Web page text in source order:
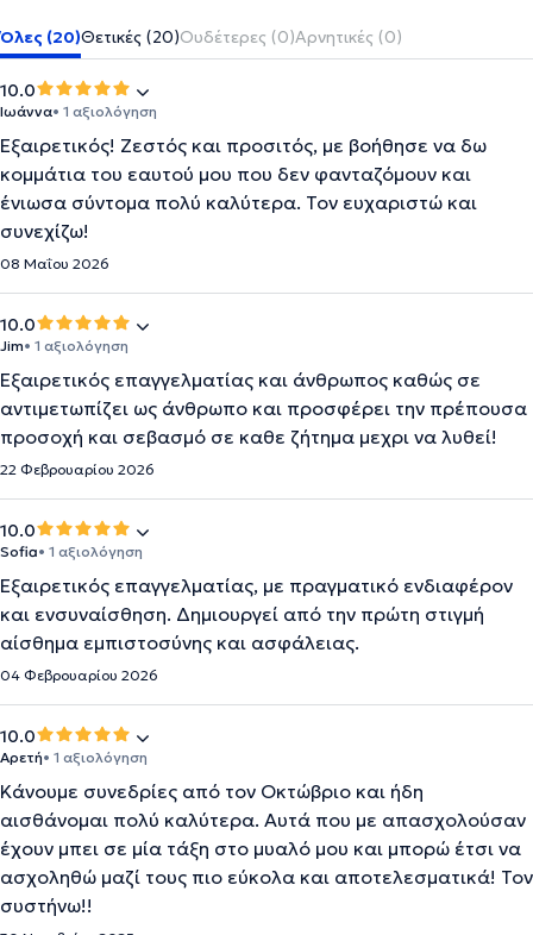
Όλες (20)Θετικές (20)Ουδέτερες (0)Αρνητικές (0)
10.0
Ιωάννα• 1 αξιολόγηση
Εξαιρετικός! Ζεστός και προσιτός, με βοήθησε να δω
κομμάτια του εαυτού μου που δεν φανταζόμουν και
ένιωσα σύντομα πολύ καλύτερα. Τον ευχαριστώ και
συνεχίζω!
08 Μαΐου 2026
10.0
Jim• 1 αξιολόγηση
Εξαιρετικός επαγγελματίας και άνθρωπος καθώς σε
αντιμετωπίζει ως άνθρωπο και προσφέρει την πρέπουσα
προσοχή και σεβασμό σε καθε ζήτημα μεχρι να λυθεί!
22 Φεβρουαρίου 2026
10.0
Sofia• 1 αξιολόγηση
Εξαιρετικός επαγγελματίας, με πραγματικό ενδιαφέρον
και ενσυναίσθηση. Δημιουργεί από την πρώτη στιγμή
αίσθημα εμπιστοσύνης και ασφάλειας.
04 Φεβρουαρίου 2026
10.0
Αρετή• 1 αξιολόγηση
Κάνουμε συνεδρίες από τον Οκτώβριο και ήδη
αισθάνομαι πολύ καλύτερα. Αυτά που με απασχολούσαν
έχουν μπει σε μία τάξη στο μυαλό μου και μπορώ έτσι να
ασχοληθώ μαζί τους πιο εύκολα και αποτελεσματικά! Τον
συστήνω!!